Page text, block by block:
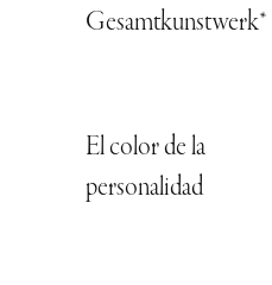
Gesamtkunstwerk*
El color de la
personalidad